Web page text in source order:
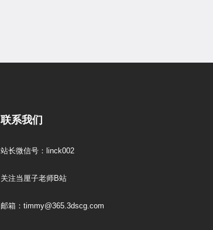
联系我们
站长微信号：linck002
关注当厘子老师B站
邮箱：timmy@365.3dscg.com